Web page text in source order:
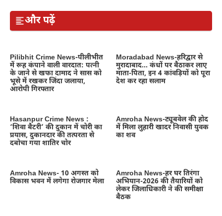
और पढ़ें
Pilibhit Crime News-पीलीभीत
में रूह कंपाने वाली वारदात: पत्नी
के जाने से खफा दामाद ने सास को
भूसे में रखकर जिंदा जलाया,
आरोपी गिरफ्तार
Moradabad News-हरिद्वार से
मुरादाबाद… कंधों पर बैठाकर लाए
माता-पिता, इन 4 कांवड़ियों को पूरा
देश कर रहा सलाम
Hasanpur Crime News :
‘शिवा बैटरी’ की दुकान में चोरी का
प्रयास, दुकानदार की तत्परता से
दबोचा गया शातिर चोर
Amroha News-ट्यूबवेल की होद
में मिला लुहारी खादर निवासी युवक
का शव
Amroha News- 10 अगस्त को
विकास भवन में लगेगा रोजगार मेला
Amroha News-हर घर तिरंगा
अभियान-2026 की तैयारियों को
लेकर जिलाधिकारी ने की समीक्षा
बैठक